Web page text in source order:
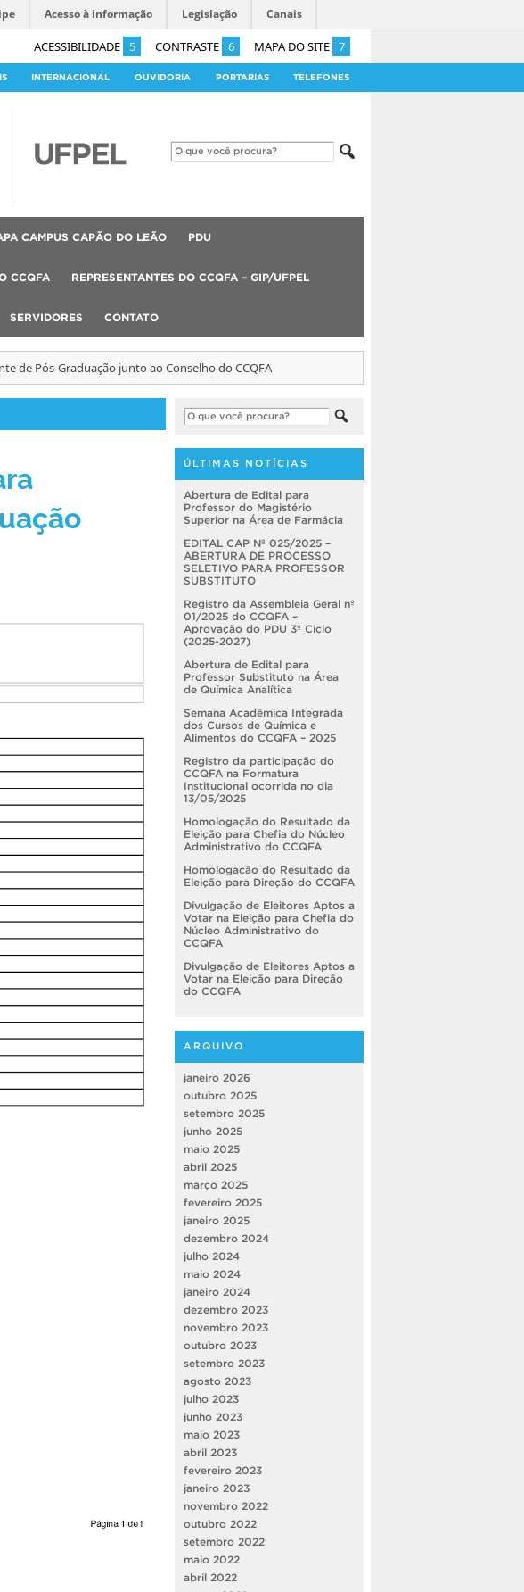
ACESSIBILIDADE 5 CONTRASTE 6 MAPA DO SITE 7
Acesso à informação Legislação Canais
INTERNACIONAL OUVIDORIA PORTARIAS TELEFONES
CAMPUS CAPÃO DO LEÃO PDU
CCQFA REPRESENTANTES DO CCQFA – GIP/UFPEL
SERVIDORES CONTATO
de Pós-Graduação junto ao Conselho do CCQFA
ÚLTIMAS NOTÍCIAS
Abertura de Edital para
Professor do Magistério
Superior na Área de Farmácia
EDITAL CAP Nº 025/2025 –
ABERTURA DE PROCESSO
SELETIVO PARA PROFESSOR
SUBSTITUTO
Registro da Assembleia Geral nº
01/2025 do CCQFA –
Aprovação do PDU 3º Ciclo
(2025-2027)
Abertura de Edital para
Professor Substituto na Área
de Química Analítica
Semana Acadêmica Integrada
dos Cursos de Química e
Alimentos do CCQFA – 2025
Registro da participação do
CCQFA na Formatura
Institucional ocorrida no dia
13/05/2025
Homologação do Resultado da
Eleição para Chefia do Núcleo
Administrativo do CCQFA
Homologação do Resultado da
Eleição para Direção do CCQFA
Divulgação de Eleitores Aptos a
Votar na Eleição para Chefia do
Núcleo Administrativo do
CCQFA
Divulgação de Eleitores Aptos a
Votar na Eleição para Direção
do CCQFA
ARQUIVO
janeiro 2026
outubro 2025
setembro 2025
junho 2025
maio 2025
abril 2025
março 2025
fevereiro 2025
janeiro 2025
dezembro 2024
julho 2024
maio 2024
janeiro 2024
dezembro 2023
novembro 2023
outubro 2023
setembro 2023
agosto 2023
julho 2023
junho 2023
maio 2023
abril 2023
fevereiro 2023
janeiro 2023
novembro 2022
outubro 2022
setembro 2022
maio 2022
abril 2022